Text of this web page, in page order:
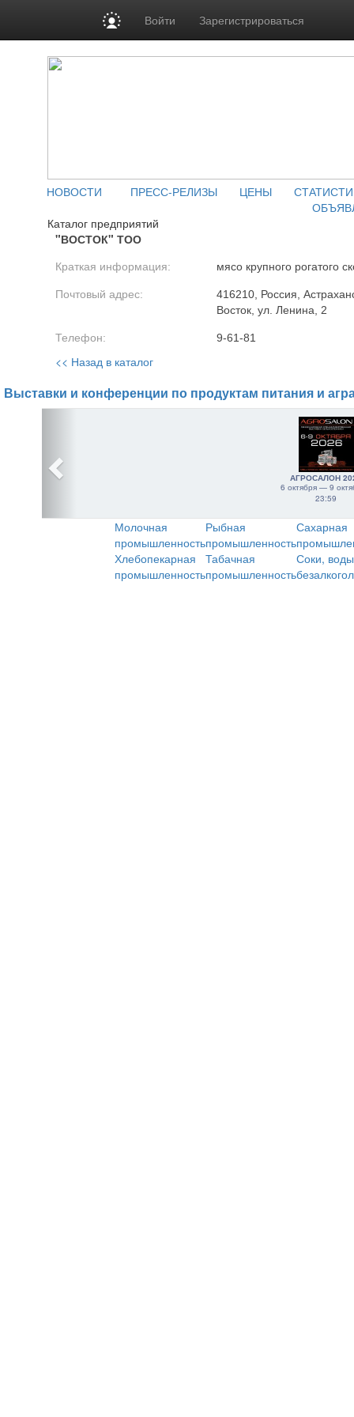
Войти Зарегистрироваться
НОВОСТИ ПРЕСС-РЕЛИЗЫ ЦЕНЫ
Каталог предприятий
"ВОСТОК" ТОО
Краткая информация: мясо крупного рогатого
Почтовый адрес:
416210, Россия,
Восток, ул. Ленина, 2
Телефон: 9-61-81
<< Назад в каталог
Выставки и конференции по продуктам питания и
АГРОСАЛОН
6 октября — 9
23:59
Молочная
промышленность
Рыбная
промышленность
Сахарная
Хлебопекарная
промышленность
Табачная
промышленность
Соки,